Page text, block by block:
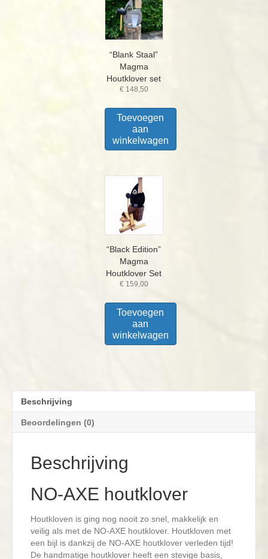
“Blank Staal”
Magma
Houtklover set
€148,50
Toevoegen
aan
winkelwagen
“Black Edition”
Magma
Houtklover Set
€159,00
Toevoegen
aan
winkelwagen
Beschrijving
Beoordelingen (0)
Beschrijving
NO-AXE houtklover
Houtkloven is ging nog nooit zo snel, makkelijk en
veilig als met de NO-AXE houtklover. Houtkloven met
een bijl is dankzij de NO-AXE houtklover verleden tijd!
De handmatige houtklover heeft een stevige basis,